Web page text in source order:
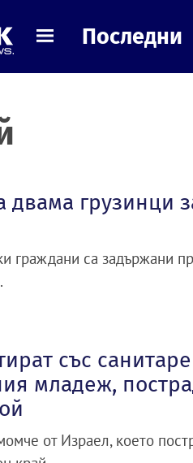
Последни
двама грузинци
граждани са задържани
със
младеж,
от Израел, което